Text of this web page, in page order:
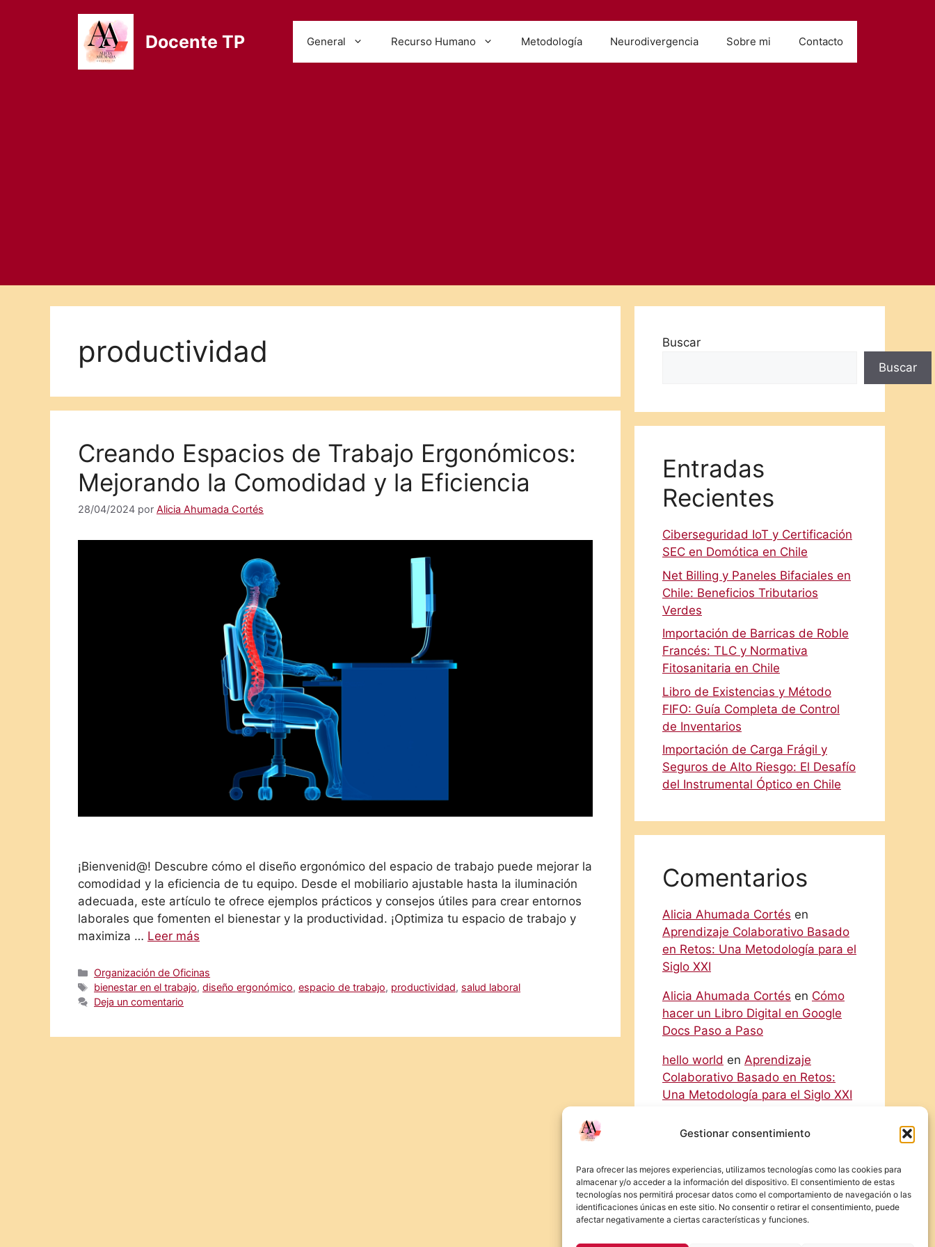
Gestionar consentimiento
Para ofrecer las mejores experiencias, utilizamos tecnologías como las cookies para
almacenar y/o acceder a la información del dispositivo. El consentimiento de estas
tecnologías nos permitirá procesar datos como el comportamiento de navegación o las
identificaciones únicas en este sitio. No consentir o retirar el consentimiento, puede
afectar negativamente a ciertas características y funciones.
Docente TP General Recurso Humano Metodología Neurodivergencia Sobre mi Contacto
productividad
Creando Espacios de Trabajo Ergonómicos:
Mejorando la Comodidad y la Eficiencia
28/04/2024 por Alicia Ahumada Cortés
¡Bienvenid@! Descubre cómo el diseño ergonómico del espacio de trabajo puede mejorar la
comodidad y la eficiencia de tu equipo. Desde el mobiliario ajustable hasta la iluminación
adecuada, este artículo te ofrece ejemplos prácticos y consejos útiles para crear entornos
laborales que fomenten el bienestar y la productividad. ¡Optimiza tu espacio de trabajo y
maximiza … Leer más
Categorías
Organización de Oficinas
Etiquetas
bienestar en el trabajo,diseño ergonómico,espacio de trabajo, productividad, salud laboral
Deja un comentario
Buscar
Buscar
Entradas
Recientes
Ciberseguridad IoT y Certificación
SEC en Domótica en Chile
Net Billing y Paneles Bifaciales en
Chile: Beneficios Tributarios
Verdes
Importación de Barricas de Roble
Francés: TLC y Normativa
Fitosanitaria en Chile
Libro de Existencias y Método
FIFO: Guía Completa de Control
de Inventarios
Importación de Carga Frágil y
Seguros de Alto Riesgo: El Desafío
del Instrumental Óptico en Chile
Comentarios
Alicia Ahumada Cortés en
Aprendizaje Colaborativo Basado
en Retos: Una Metodología para el
Siglo XXI
Alicia Ahumada Cortés en Cómo
hacer un Libro Digital en Google
Docs Paso a Paso
hello world en Aprendizaje
Colaborativo Basado en Retos:
Una Metodología para el Siglo XXI
Digital en Google Docs Paso a
Eliecer Campos Cárdenasen
Diferencias y Relaciones entre las
NIC y las NIIF: Una Guía Detallada